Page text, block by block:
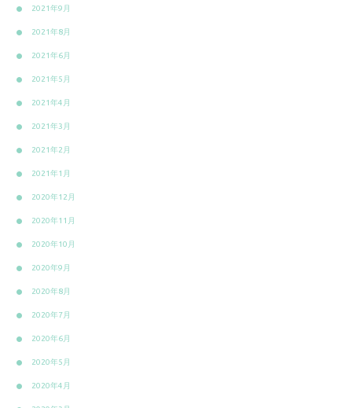
2021年9月
2021年8月
2021年6月
2021年5月
2021年4月
2021年3月
2021年2月
2021年1月
2020年12月
2020年11月
2020年10月
2020年9月
2020年8月
2020年7月
2020年6月
2020年5月
2020年4月